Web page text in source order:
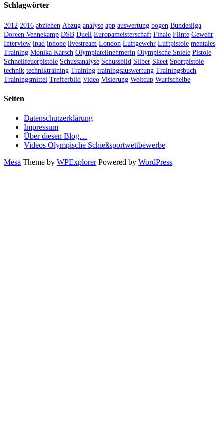
Schlagwörter
2012 2016 abziehen Abzug analyse app auswertung bogen Bundesliga
Doreen Vennekamp DSB Duell Europameisterschaft Finale Flinte Gewehr
Interview ipad iphone livestream London Luftgewehr Luftpistole mentales
Training Monika Karsch Olympiateilnehmerin Olympische Spiele Pistole
Schnellfeuerpistole Schussanalyse Schussbild Silber Skeet Sportpistole
technik techniktraining Training trainingsauswertung Trainingsbuch
Trainingsmittel Trefferbild Video Visierung Weltcup Wurfscheibe
Seiten
Datenschutzerklärung
Impressum
Über diesen Blog…
Videos Olympische Schießsportwettbewerbe
Mesa Theme by WPExplorerPowered by WordPress